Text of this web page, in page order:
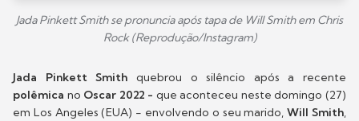
Jada Pinkett Smith se pronuncia após tapa de Will Smith em Chris
Rock (Reprodução/Instagram)
Jada Pinkett Smith quebrou o silêncio após a recente
polêmica no Oscar 2022 - que aconteceu neste domingo (27)
em Los Angeles (EUA) - envolvendo o seu marido,Will Smith,